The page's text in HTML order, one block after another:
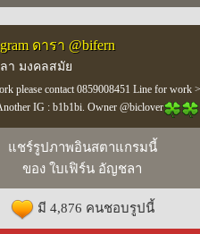
ดารา @bifern
า มงคลสมัย
please contact 0859008451 Line for work
IG : b1b1bi. Owner @biclover
แชร์รูปภาพอินสตาแกรมนี้
ของ ใบเฟิร์น อัญชลา
มี 4,876 คนชอบรูปนี้